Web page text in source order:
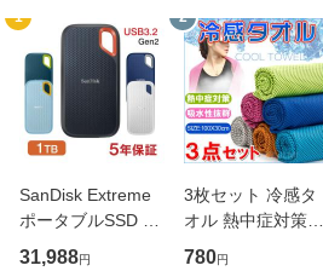
1
SanDisk Extreme
ポータブルSSD 1T
B USB3.2 Gen2 R:
31,988円
2
3枚セット 冷感タ
オル 熱中症対策に
ひんやりタオル ク
780円